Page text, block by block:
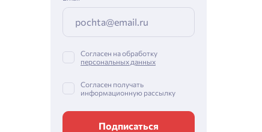
Согласен на обработку
персональных данных
Согласен получать
информационную рассылку
Подписаться